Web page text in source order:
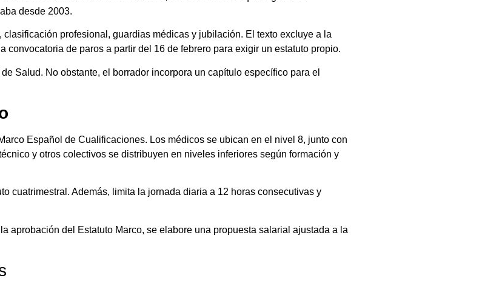
desde 2003.
profesional, guardias médicas y jubilación. El texto excluye a la
de paros a partir del 16 de febrero para exigir un estatuto propio.
Salud. No obstante, el borrador incorpora un capítulo específico para el
Español de Cualificaciones. Los médicos se ubican en el nivel 8, junto con
y otros colectivos se distribuyen en niveles inferiores según formación y
cuatrimestral. Además, limita la jornada diaria a 12 horas consecutivas y
aprobación del Estatuto Marco, se elabore una propuesta salarial ajustada a la